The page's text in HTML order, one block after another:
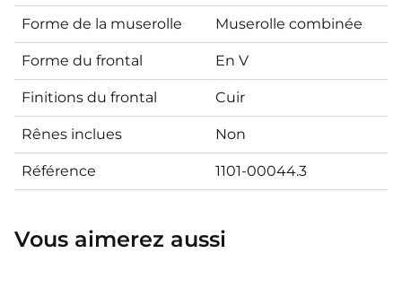
Forme de la muserolle Muserolle combinée
Forme du frontal En V
Finitions du frontal Cuir
Rênes inclues Non
Référence 1101-00044.3
Vous aimerez aussi